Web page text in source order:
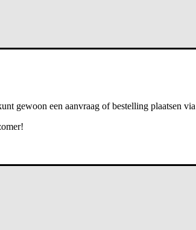
gewoon een aanvraag of bestelling plaatsen